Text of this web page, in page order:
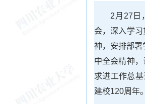
2月27日
会，深入学
神，安排部署
中全会精神
求进工作总
建校120周年。